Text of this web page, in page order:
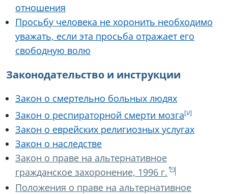
отношения
Просьбу человека не хоронить необходимо
уважать, если эта просьба отражает его
свободную волю
Законодательство и инструкции
Закон о смертельно больных людях
Закон о респираторной смерти мозга
Закон о еврейских религиозных услугах
Закон о наследстве
Закон о праве на альтернативное
гражданское захоронение, 1996 г.
Положения о праве на альтернативное